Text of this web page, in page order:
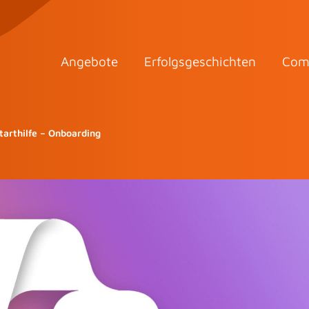
Angebote Erfolgsgeschichten
– Onboarding